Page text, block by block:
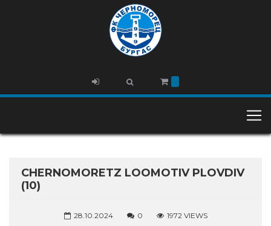
CHERNOMORETZ LOOMOTIV PLOVDIV
(10)
28.10.2024 0 1972 VIEWS